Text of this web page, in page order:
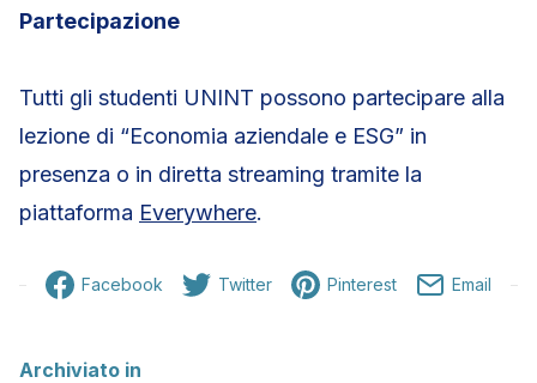
Partecipazione
Tutti gli studenti UNINT possono partecipare alla
lezione di “Economia aziendale e ESG” in
presenza o in diretta streaming tramite la
piattaforma Everywhere.
Facebook Twitter Pinterest Email
Archiviato in